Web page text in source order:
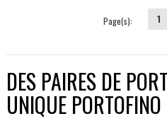
Page(s): 1
DES PAIRES DE
UNIQUE